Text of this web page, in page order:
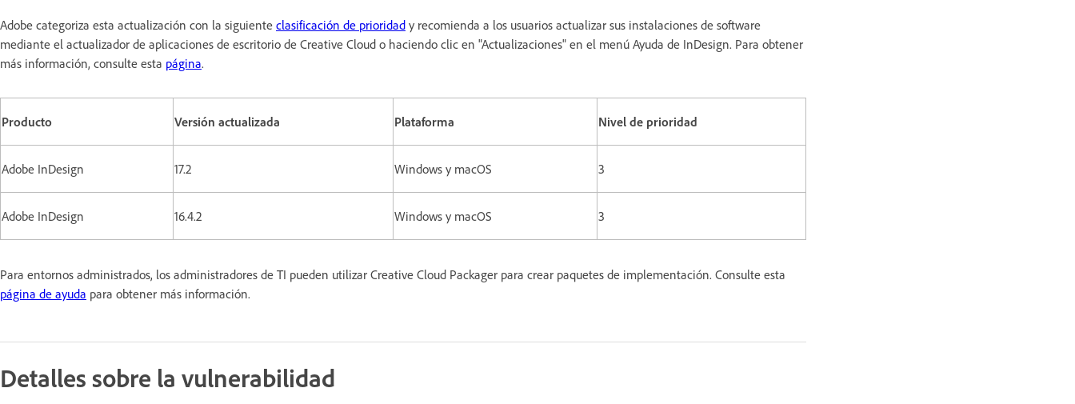
Adobe categoriza esta actualización con la siguiente clasificación de prioridad y recomienda a los usuarios actualizar sus instalaciones de software
mediante el actualizador de aplicaciones de escritorio de Creative Cloud o haciendo clic en "Actualizaciones" en el menú Ayuda de InDesign. Para obtener
más información, consulte esta página.
Producto Versión actualizada Plataforma Nivel de prioridad
Adobe InDesign 17.2 Windows y macOS 3
Adobe InDesign 16.4.2 Windows y macOS 3
Para entornos administrados, los administradores de TI pueden utilizar Creative Cloud Packager para crear paquetes de implementación. Consulte esta
página de ayuda para obtener más información.
Detalles sobre la vulnerabilidad